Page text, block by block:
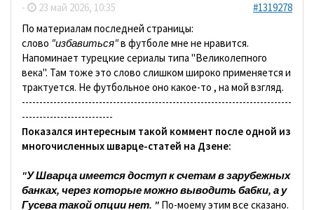
- 23 май 2026, 10:35
#1319278
По материалам последней страницы:
слово "избавиться"в футболе мне не нравится.
Напоминает турецкие сериалы типа "Великолепного
века". Там тоже это слово слишком широко применяется и
трактуется. Не футбольное оно какое-то , на мой взгляд.
-----------------------------------------------------------------------------
--------------------------
Показался интересным такой коммент после одной из
многочисленных шварце-статей на Дзене:
"У Шварца имеется доступ к счетам в зарубежных
банках, через которые можно выводить бабки, а у
Гусева такой опции нет. " По-моему этим все сказано.